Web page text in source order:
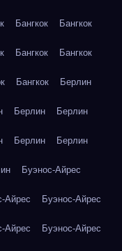
Бангкок Бангкок
Бангкок Бангкок
Бангкок Берлин
Берлин Берлин
Берлин Берлин
Буэнос-Айрес
Айрес Буэнос-Айрес
Айрес Буэнос-Айрес